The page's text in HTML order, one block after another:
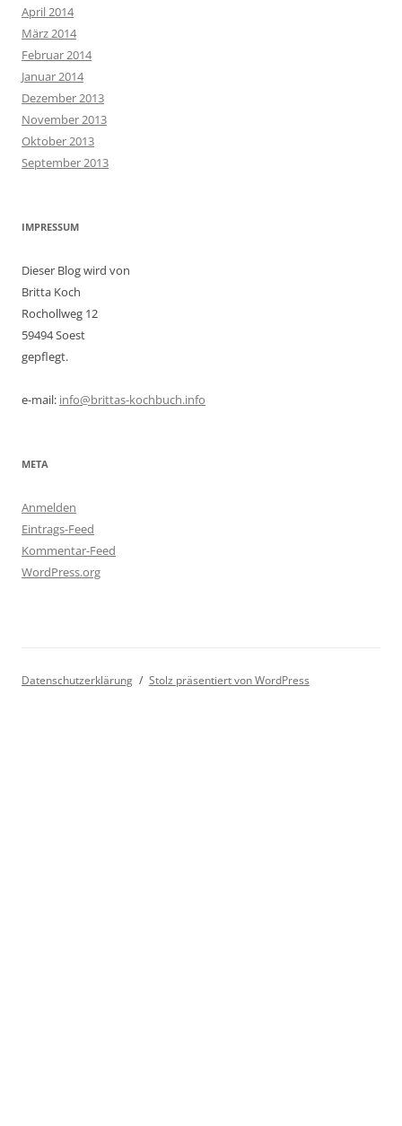
April 2014
März 2014
Februar 2014
Januar 2014
Dezember 2013
November 2013
Oktober 2013
September 2013
IMPRESSUM
Dieser Blog wird von
Britta Koch
Rochollweg 12
59494 Soest
gepflegt.
e-mail: info@brittas-kochbuch.info
META
Anmelden
Eintrags-Feed
Kommentar-Feed
WordPress.org
Datenschutzerklärung Stolz präsentiert von WordPress